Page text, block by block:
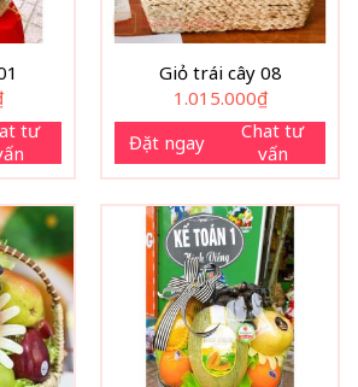
tư
Giỏ trái cây 08
1.015.000₫
Đặt ngay
Chat tư
vấn